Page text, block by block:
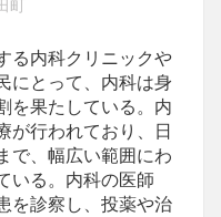
町
る内科クリニックや
にとって、内科は身
を果たしている。内
が行われており、日
で、幅広い範囲にわ
いる。内科の医師
を診察し、投薬や治